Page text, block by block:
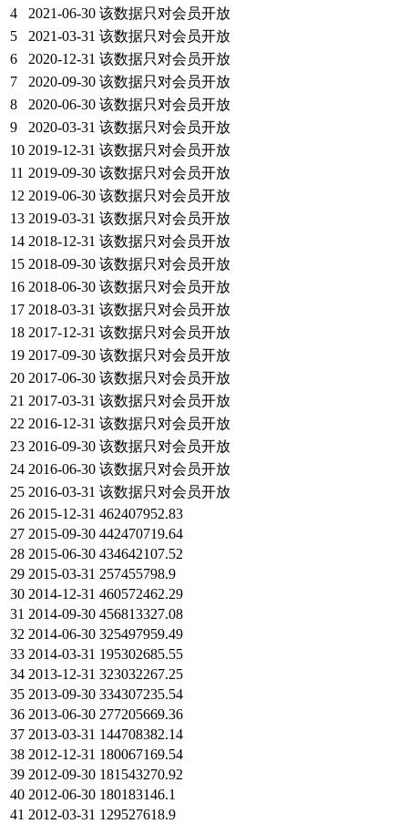
4
2021-06-30 该数据只对会员开放
5
2021-03-31 该数据只对会员开放
6
2020-12-31 该数据只对会员开放
7
2020-09-30 该数据只对会员开放
8
2020-06-30 该数据只对会员开放
9
2020-03-31 该数据只对会员开放
10 2019-12-31 该数据只对会员开放
11 2019-09-30 该数据只对会员开放
12 2019-06-30 该数据只对会员开放
13 2019-03-31 该数据只对会员开放
14 2018-12-31 该数据只对会员开放
15 2018-09-30 该数据只对会员开放
16 2018-06-30 该数据只对会员开放
17 2018-03-31 该数据只对会员开放
18 2017-12-31 该数据只对会员开放
19 2017-09-30 该数据只对会员开放
20 2017-06-30 该数据只对会员开放
21 2017-03-31 该数据只对会员开放
22 2016-12-31 该数据只对会员开放
23 2016-09-30 该数据只对会员开放
24 2016-06-30 该数据只对会员开放
25 2016-03-31 该数据只对会员开放
26 2015-12-31 462407952.83
27 2015-09-30 442470719.64
28 2015-06-30 434642107.52
29 2015-03-31 257455798.9
30 2014-12-31 460572462.29
31 2014-09-30 456813327.08
32 2014-06-30 325497959.49
33 2014-03-31 195302685.55
34 2013-12-31 323032267.25
35 2013-09-30 334307235.54
36 2013-06-30 277205669.36
37 2013-03-31 144708382.14
38 2012-12-31 180067169.54
39 2012-09-30 181543270.92
40 2012-06-30 180183146.1
41 2012-03-31 129527618.9